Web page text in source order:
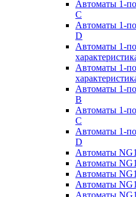
Автоматы 1-
C
Автоматы 1-
D
Автоматы 1-
Автоматы 1-
Автоматы 1-
B
Автоматы 1-
C
Автоматы 1-
D
Автоматы
Автоматы
Автоматы
Автоматы
Автоматы